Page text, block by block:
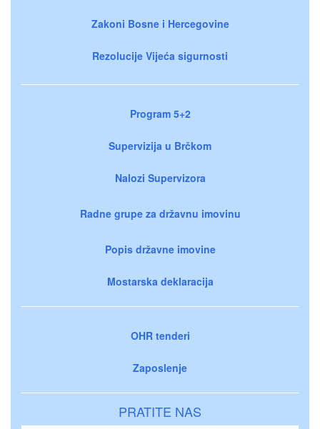
Zakoni Bosne i Hercegovine
Rezolucije Vijeća sigurnosti
Program 5+2
Supervizija u Brčkom
Nalozi Supervizora
Radne grupe za državnu imovinu
Popis državne imovine
Mostarska deklaracija
OHR tenderi
Zaposlenje
PRATITE NAS